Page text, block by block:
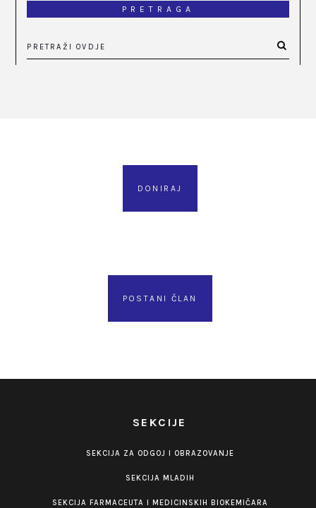
PRETRAGA
DONIRAJ
POSTANI ČLAN
SEKCIJE
SEKCIJA ZA ODGOJ I OBRAZOVANJE
SEKCIJA MLADIH
SEKCIJA FARMACEUTA I MEDICINSKIH BIOKEMIČARA